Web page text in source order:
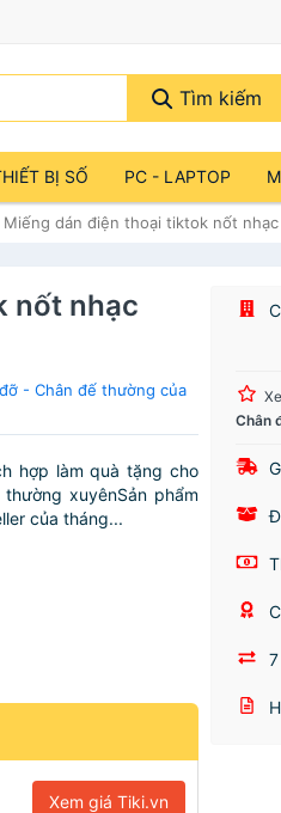
Tìm kiếm
BỊ SỐ PC - LAPTOP
Miếng dán điện thoại tiktok nốt
nốt nhạc
- Chân đế thường của
hợp làm quà tặng cho
xuyênSản phẩm
của tháng...
Xem giá Tiki.vn
Chân